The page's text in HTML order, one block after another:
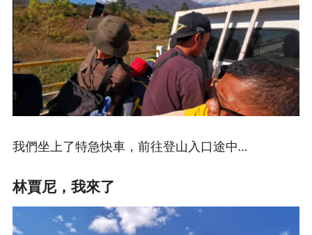
我們坐上了特急快車，前往登山入口途中…
林賈尼，我來了